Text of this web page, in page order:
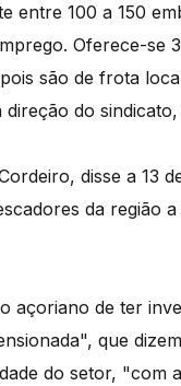
entre 100 a 150
Oferece-se
são de frota
do
disse a 13
da região
açoriano de ter
que
do setor, "com